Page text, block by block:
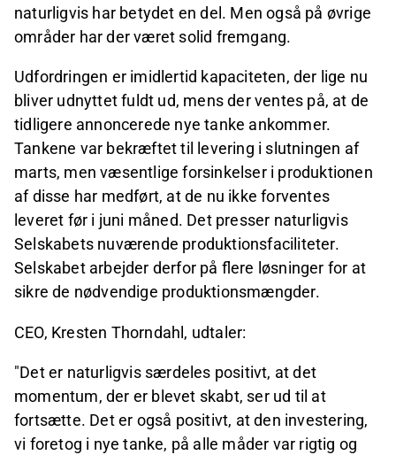
naturligvis har betydet en del. Men også på øvrige
områder har der været solid fremgang.
Udfordringen er imidlertid kapaciteten, der lige nu
bliver udnyttet fuldt ud, mens der ventes på, at de
tidligere annoncerede nye tanke ankommer.
Tankene var bekræftet til levering i slutningen af
marts, men væsentlige forsinkelser i produktionen
af disse har medført, at de nu ikke forventes
leveret før i juni måned. Det presser naturligvis
Selskabets nuværende produktionsfaciliteter.
Selskabet arbejder derfor på flere løsninger for at
sikre de nødvendige produktionsmængder.
CEO, Kresten Thorndahl, udtaler:
"Det er naturligvis særdeles positivt, at det
momentum, der er blevet skabt, ser ud til at
fortsætte. Det er også positivt, at den investering,
vi foretog i nye tanke, på alle måder var rigtig og